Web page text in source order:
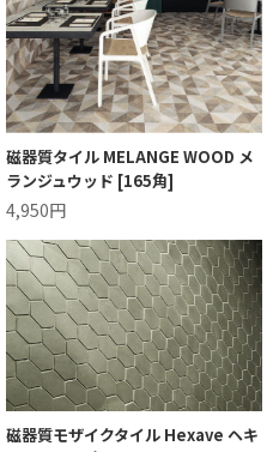
磁器質タイル MELANGE WOOD メ
ランジュウッド [165角]
4,950円
磁器質モザイクタイル Hexave ヘキ